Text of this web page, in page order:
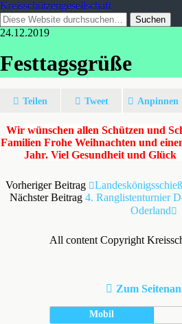
Kreisschützengesellschaft
24.12.2019
Festtagsgrüße
Teilen Tweet Anpinnen
Wir wünschen allen Schützen und
Familien Frohe Weihnachten und
Jahr. Viel Gesundheit und
Vorheriger Beitrag
Nächster Beitrag 4. Ranglistenturnier
Oderland
All content Copyright
Zum
Mobil